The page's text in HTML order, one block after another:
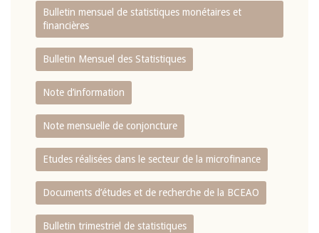
Bulletin mensuel de statistiques monétaires et
financières
Bulletin Mensuel des Statistiques
Note d’information
Note mensuelle de conjoncture
Etudes réalisées dans le secteur de la microfinance
Documents d’études et de recherche de la BCEAO
Bulletin trimestriel de statistiques